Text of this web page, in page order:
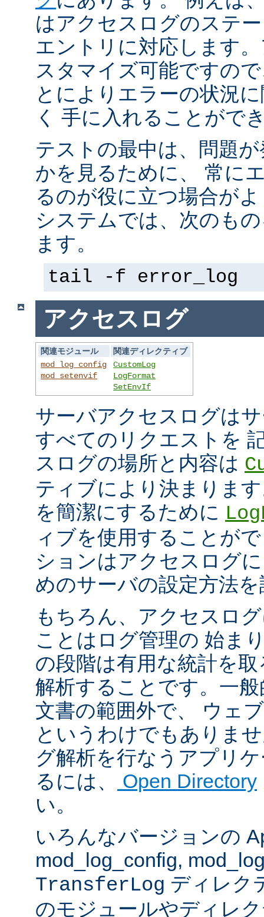
はアクセスログのステ
エントリに対応します
スタマイズ可能ですの
とによりエラーの状況
く 手に入れることがで
テストの最中は、問題
かを見るために、 常に
るのが役に立つ場合が
システムでは、次のも
ます。
tail -f error_log
アクセスログ
関連モジュール
関連ディレクティブ
mod_log_config
mod_setenvif
CustomLog
LogFormat
SetEnvIf
サーバアクセスログは
すべてのリクエストを
スログの場所と内容は
ティブにより決まりま
を簡潔にするために
ィブを使用することが
ションはアクセスログ
めのサーバの設定方法
もちろん、アクセスロ
ことはログ管理の 始ま
の段階は有用な統計を
解析することです。一
文書の範囲外で、 ウェ
というわけでもありま
グ解析を行なうアプリ
るには、
Open Directory
い。
いろんなバージョンの
mod_log_config,
TransferLog ディレク
のモジュールやディレ